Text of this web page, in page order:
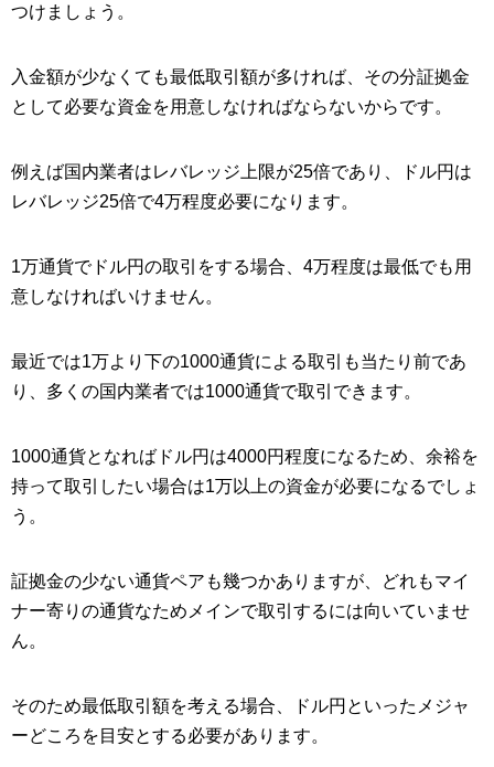
つけましょう。
入金額が少なくても最低取引額が多ければ、その分証拠金
として必要な資金を用意しなければならないからです。
例えば国内業者はレバレッジ上限が25倍であり、ドル円は
レバレッジ25倍で4万程度必要になります。
1万通貨でドル円の取引をする場合、4万程度は最低でも用
意しなければいけません。
最近では1万より下の1000通貨による取引も当たり前であ
り、多くの国内業者では1000通貨で取引できます。
1000通貨となればドル円は4000円程度になるため、余裕を
持って取引したい場合は1万以上の資金が必要になるでしょ
う。
証拠金の少ない通貨ペアも幾つかありますが、どれもマイ
ナー寄りの通貨なためメインで取引するには向いていませ
ん。
そのため最低取引額を考える場合、ドル円といったメジャ
ーどころを目安とする必要があります。